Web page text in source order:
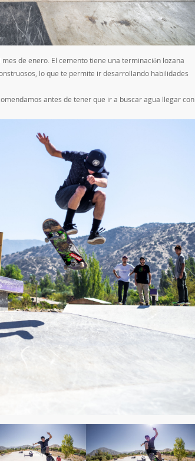
de enero. El cemento tiene una terminación lozana
lo que te permite ir desarrollando habilidades
antes de tener que ir a buscar agua llegar con